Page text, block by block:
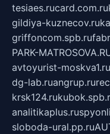
tesiaes.rucard.com.ru
gildiya-kuznecov.ru
griffoncom.spb.ru
PARK-
avtoyurist-moskva1.ru
dg-lab.ruangrup.ru
krsk124.ru
analitikaplus.ru
sloboda-ural.pp.ru